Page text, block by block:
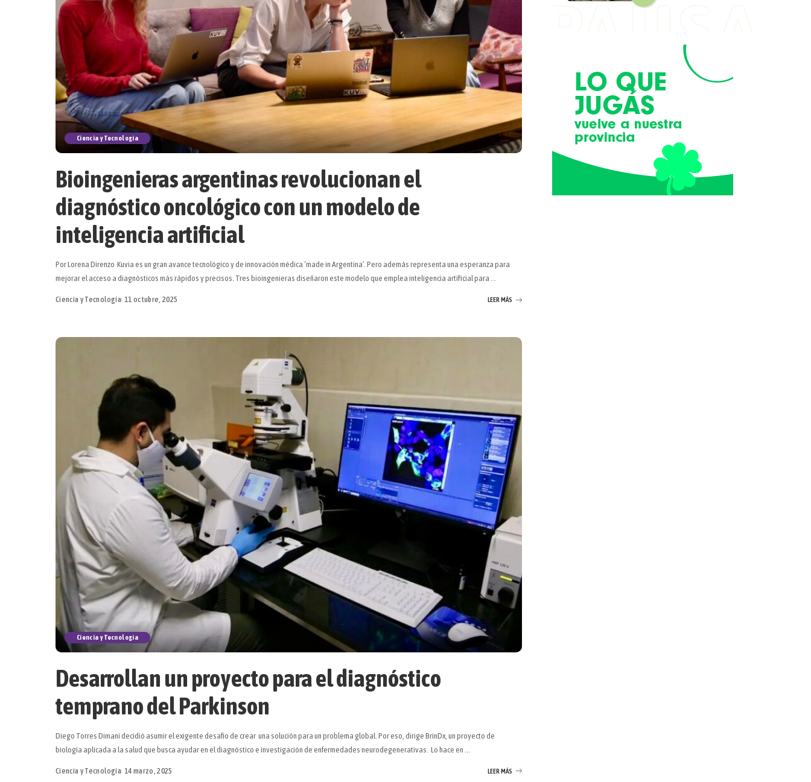
Ciencia y Tecnología
Bioingenieras argentinas revolucionan el
diagnóstico oncológico con un modelo de
inteligencia artificial
Por Lorena Direnzo Kuvia es un gran avance tecnológico y de innovación médica ‘made in Argentina’. Pero además representa una esperanza para
mejorar el acceso a diagnósticos más rápidos y precisos. Tres bioingenieras diseñaron este modelo que emplea inteligencia artificial para ...
Ciencia y Tecnología 11 octubre, 2025 LEER MÁS
Ciencia y Tecnología
Desarrollan un proyecto para el diagnóstico
temprano del Parkinson
Diego Torres Dimani decidió asumir el exigente desafío de crear una solución para un problema global. Por eso, dirige BrinDx, un proyecto de
biología aplicada a la salud que busca ayudar en el diagnóstico e investigación de enfermedades neurodegenerativas. Lo hace en
Ciencia y Tecnología 14 marzo, 2025 LEER MÁS